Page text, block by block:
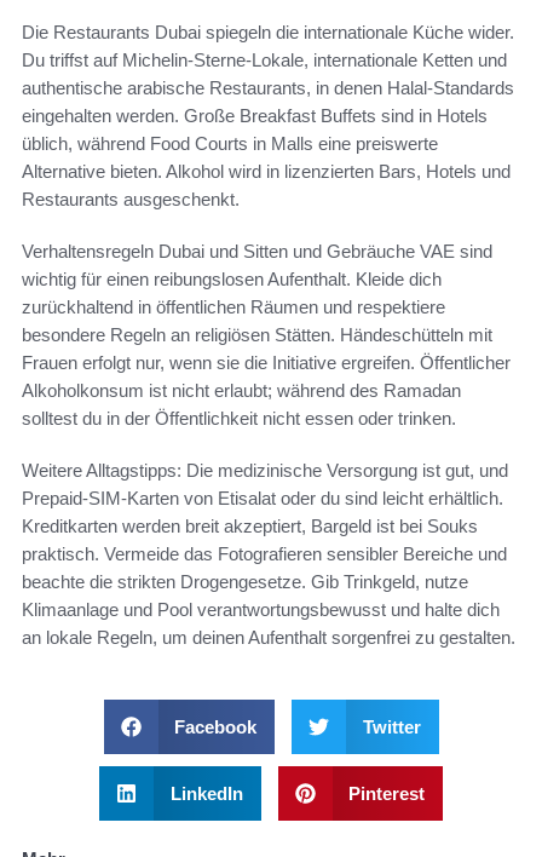
Die Restaurants Dubai spiegeln die internationale Küche wider.
Du triffst auf Michelin-Sterne-Lokale, internationale Ketten und
authentische arabische Restaurants, in denen Halal-Standards
eingehalten werden. Große Breakfast Buffets sind in Hotels
üblich, während Food Courts in Malls eine preiswerte
Alternative bieten. Alkohol wird in lizenzierten Bars, Hotels und
Restaurants ausgeschenkt.
Verhaltensregeln Dubai und Sitten und Gebräuche VAE sind
wichtig für einen reibungslosen Aufenthalt. Kleide dich
zurückhaltend in öffentlichen Räumen und respektiere
besondere Regeln an religiösen Stätten. Händeschütteln mit
Frauen erfolgt nur, wenn sie die Initiative ergreifen. Öffentlicher
Alkoholkonsum ist nicht erlaubt; während des Ramadan
solltest du in der Öffentlichkeit nicht essen oder trinken.
Weitere Alltagstipps: Die medizinische Versorgung ist gut, und
Prepaid-SIM-Karten von Etisalat oder du sind leicht erhältlich.
Kreditkarten werden breit akzeptiert, Bargeld ist bei Souks
praktisch. Vermeide das Fotografieren sensibler Bereiche und
beachte die strikten Drogengesetze. Gib Trinkgeld, nutze
Klimaanlage und Pool verantwortungsbewusst und halte dich
an lokale Regeln, um deinen Aufenthalt sorgenfrei zu gestalten.
Facebook Twitter
LinkedIn Pinterest